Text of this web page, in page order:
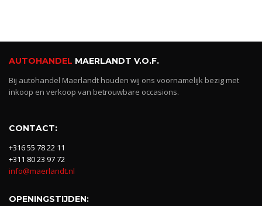
AUTOHANDEL MAERLANDT V.O.F.
Bij autohandel Maerlandt houden wij ons voornamelijk bezig met
inkoop en verkoop van betrouwbare occasions.
CONTACT:
+316 55 78 22 11
+311 80 23 97 72
info@maerlandt.nl
OPENINGSTIJDEN: